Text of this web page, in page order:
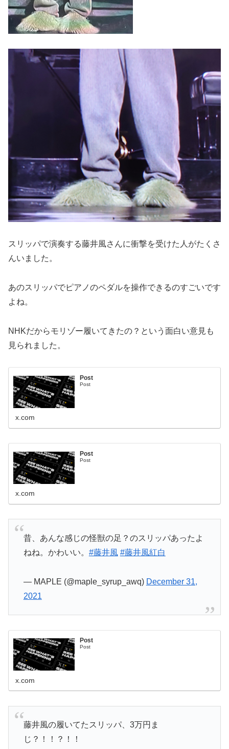
スリッパで演奏する藤井風さんに衝撃を受けた人がたくさ
んいました。
あのスリッパでピアノのペダルを操作できるのすごいです
よね。
NHKだからモリゾー履いてきたの？という面白い意見も
見られました。
Post
Post
x.com
Post
Post
x.com
昔、あんな感じの怪獣の足？のスリッパあったよ
ねね。かわいい。 #藤井風 #藤井風紅白
— MAPLE (@maple_syrup_awq) December 31,
2021
Post
Post
x.com
藤井風の履いてたスリッパ、3万円ま
じ？！！？！！